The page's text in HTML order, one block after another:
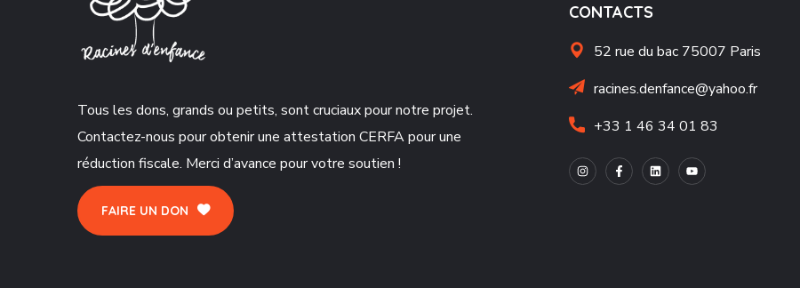
Tous les dons, grands ou petits, sont cruciaux pour notre projet.
Contactez-nous pour obtenir une attestation CERFA pour une
réduction fiscale. Merci d’avance pour votre soutien !
FAIRE UN DON
CONTACTS
52 rue du bac 75007 Paris
racines.denfance@yahoo.fr
+33 1 46 34 01 83